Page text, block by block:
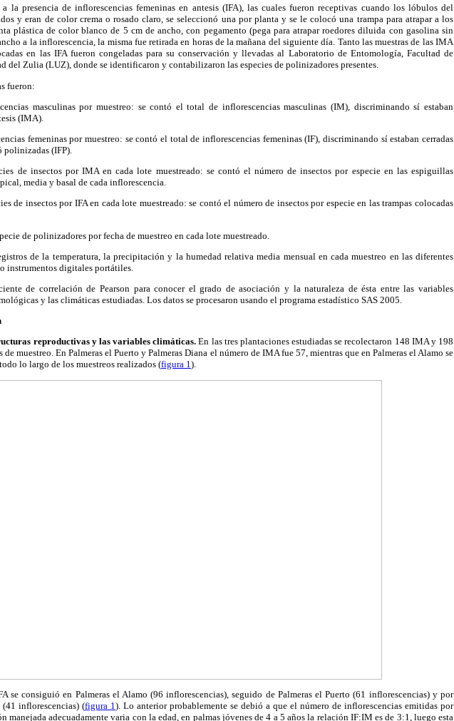
la presencia de inflorescencias femeninas en antesis (IFA), las cuales fueron receptivas cuando los lóbulos del
y eran de color crema o rosado claro, se seleccionó una por planta y se le colocó una trampa para atrapar a los
plástica de color blanco de 5 cm de ancho, con pegamento (pega para atrapar roedores diluida con gasolina sin
a la inflorescencia, la misma fue retirada en horas de la mañana del siguiente día. Tanto las muestras de las IMA
en las IFA fueron congeladas para su conservación y llevadas al Laboratorio de Entomología, Facultad de
del Zulia (LUZ), donde se identificaron y contabilizaron las especies de polinizadores presentes.
fueron:
masculinas por muestreo: se contó el total de inflorescencias masculinas (IM), discriminando sí estaban
(IMA).
femeninas por muestreo: se contó el total de inflorescencias femeninas (IF), discriminando sí estaban cerradas
polinizadas (IFP).
de insectos por IMA en cada lote muestreado: se contó el número de insectos por especie en las espiguillas
media y basal de cada inflorescencia.
de insectos por IFA en cada lote muestreado: se contó el número de insectos por especie en las trampas colocadas
de polinizadores por fecha de muestreo en cada lote muestreado.
de la temperatura, la precipitación y la humedad relativa media mensual en cada muestreo en las diferentes
instrumentos digitales portátiles.
de correlación de Pearson para conocer el grado de asociación y la naturaleza de ésta entre las variables
y las climáticas estudiadas. Los datos se procesaron usando el programa estadístico SAS 2005.
reproductivas y las variables climáticas.En las tres plantaciones estudiadas se recolectaron 148 IMA y 198
de muestreo. En Palmeras el Puerto y Palmeras Diana el número de IMA fue 57, mientras que en Palmeras el Alamo se
lo largo de los muestreos realizados (figura 1).
se consiguió en Palmeras el Alamo (96 inflorescencias), seguido de Palmeras el Puerto (61 inflorescencias) y por
inflorescencias) (figura 1 ). Lo anterior probablemente se debió a que el número de inflorescencias emitidas por
manejada adecuadamente varia con la edad, en palmas jóvenes de 4 a 5 años la relación IF:IM es de 3:1, luego esta